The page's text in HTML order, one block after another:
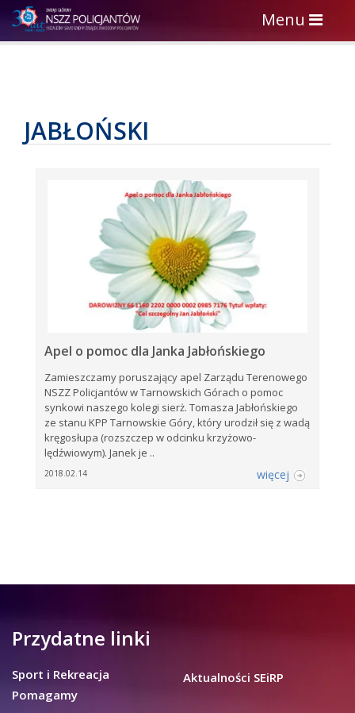
Toggle
navigation
Menu
JABŁOŃSKI
Apel o pomoc dla Janka Jabłońskiego
Zamieszczamy poruszający apel Zarządu Terenowego
NSZZ Policjantów w Tarnowskich Górach o pomoc
synkowi naszego kolegi sierż. Tomasza Jabłońskiego
ze stanu KPP Tarnowskie Góry, który urodził się z wadą
kręgosłupa (rozszczep w odcinku krzyżowo-
lędźwiowym). Janek je ..
2018.02.14 więcej
Przydatne linki
Sport i Rekreacja
Pomagamy
Aktualności SEiRP